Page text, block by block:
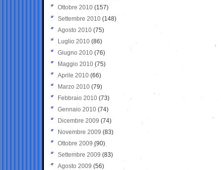
Ottobre 2010 (157)
Settembre 2010 (148)
Agosto 2010 (75)
Luglio 2010 (86)
Giugno 2010 (76)
Maggio 2010 (75)
Aprile 2010 (66)
Marzo 2010 (79)
Febbraio 2010 (73)
Gennaio 2010 (74)
Dicembre 2009 (74)
Novembre 2009 (83)
Ottobre 2009 (90)
Settembre 2009 (83)
Agosto 2009 (56)